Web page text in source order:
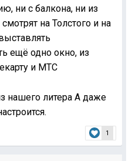
ни с балкона, ни из
на Толстого и на
ещё одно окно, из
и МТС
нашего литера А даже
1